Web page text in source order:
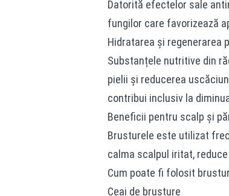
Datorită efectelor sale
fungilor care favorizează
Hidratarea și regenerarea
Substanțele nutritive din
pielii și reducerea
contribui inclusiv la
Beneficii pentru scalp și
Brusturele este utilizat
calma scalpul iritat,
Cum poate fi folosit
Ceai de brusture